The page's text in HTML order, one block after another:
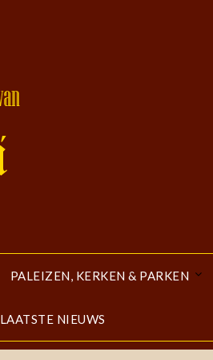
PALEIZEN, KERKEN & PARKEN
LAATSTE NIEUWS